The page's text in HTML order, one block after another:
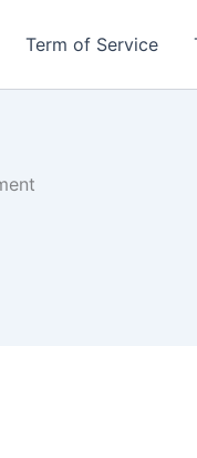
Term of Service